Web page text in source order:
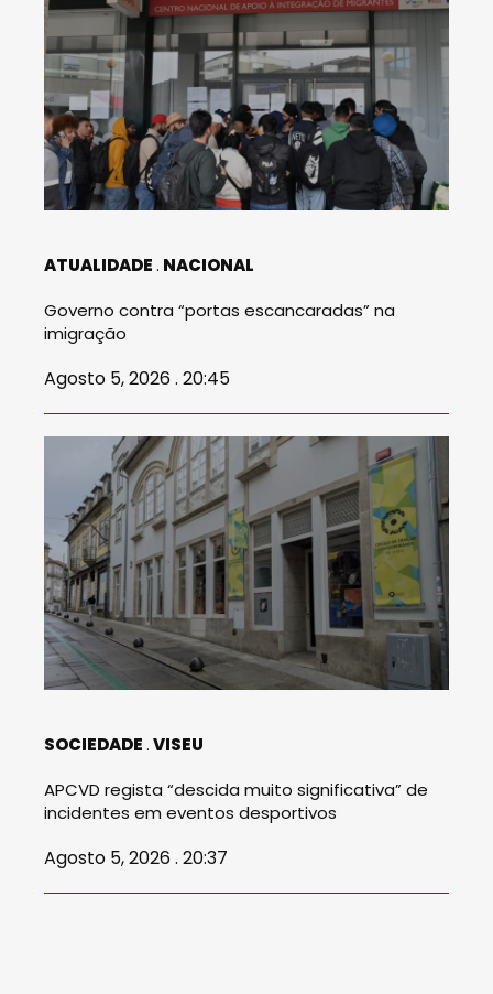
ATUALIDADE NACIONAL
Governo contra “portas escancaradas” na
imigração
Agosto 5, 2026 . 20:45
SOCIEDADE VISEU
APCVD regista “descida muito significativa” de
incidentes em eventos desportivos
Agosto 5, 2026 . 20:37